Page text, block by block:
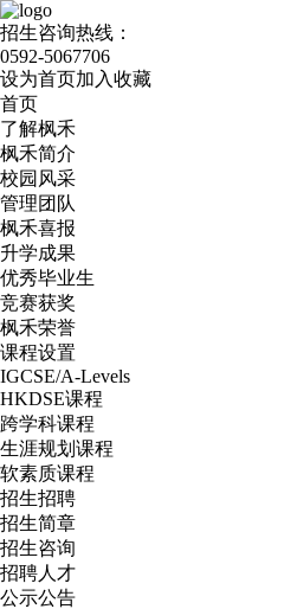
招生咨询热线：
0592-5067706
设为首页加入收藏
首页
了解枫禾
枫禾简介
校园风采
管理团队
枫禾喜报
升学成果
优秀毕业生
竞赛获奖
枫禾荣誉
课程设置
IGCSE/A-Levels
HKDSE课程
跨学科课程
生涯规划课程
软素质课程
招生招聘
招生简章
招生咨询
招聘人才
公示公告